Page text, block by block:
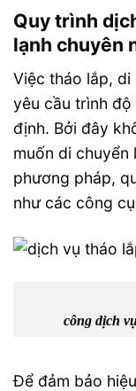
Quy trình
lạnh chuyên
Việc tháo lắp, di
yêu cầu trình
định. Bởi đây
muốn di chuyển
phương pháp,
như các công
công dịch
Để đảm bảo